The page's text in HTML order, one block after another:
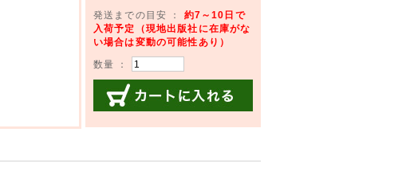
発送までの目安 ： 約7～10日で
入荷予定（現地出版社に在庫がな
い場合は変動の可能性あり）
数量 ：